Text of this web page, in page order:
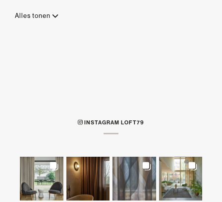
Alles tonen
INSTAGRAM LOFT79